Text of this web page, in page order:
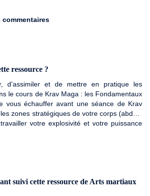
commentaires
ressource ?
d'assimiler et de mettre en pratique les
le cours de Krav Maga : les Fondamentaux
vous échauffer avant une séance de Krav
zones stratégiques de votre corps (abdos,
votre explosivité et votre puissance
et de travailler vos réflexes et vos
suivi cette ressource de Arts martiaux